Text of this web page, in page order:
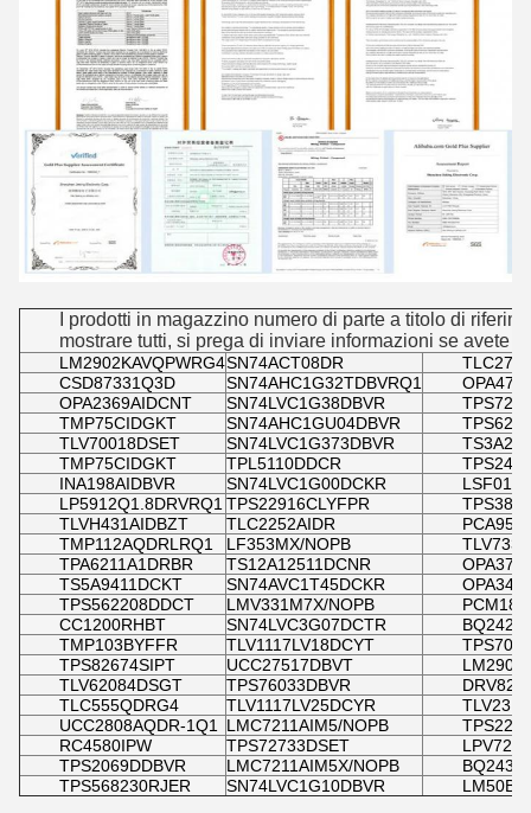
I prodotti in magazzino numero di parte a titolo di
mostrare tutti, si prega di inviare informazioni se avete
LM2902KAVQPWRG4SN74ACT08DR
CSD87331Q3D
SN74AHC1G32TDBVRQ1
OPA2369AIDCNT
SN74LVC1G38DBVR
TMP75CIDGKT
SN74AHC1GU04DBVR
TLV70018DSET
SN74LVC1G373DBVR
TMP75CIDGKT
TPL5110DDCR
INA198AIDBVR
SN74LVC1G00DCKR
LP5912Q1.8DRVRQ1 TPS22916CLYFPR
TLVH431AIDBZT
TLC2252AIDR
TMP112AQDRLRQ1
LF353MX/NOPB
TPA6211A1DRBR
TS12A12511DCNR
TS5A9411DCKT
SN74AVC1T45DCKR
TPS562208DDCT
LMV331M7X/NOPB
CC1200RHBT
SN74LVC3G07DCTR
TMP103BYFFR
TLV1117LV18DCYT
TPS82674SIPT
UCC27517DBVT
TLV62084DSGT
TPS76033DBVR
TLC555QDRG4
TLV1117LV25DCYR
UCC2808AQDR-1Q1
LMC7211AIM5/NOPB
RC4580IPW
TPS72733DSET
TPS2069DDBVR
LMC7211AIM5X/NOPB
TPS568230RJER
SN74LVC1G10DBVR